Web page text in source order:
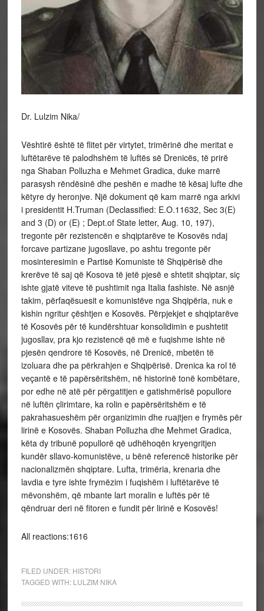
Dr. Lulzim Nika/
Vështirë është të flitet për virtytet, trimërinë dhe meritat e
luftëtarëve të palodhshëm të luftës së Drenicës, të prirë
nga Shaban Polluzha e Mehmet Gradica, duke marrë
parasysh rëndësinë dhe peshën e madhe të kësaj lufte dhe
këtyre dy heronjve. Një dokument që kam marrë nga arkivi
i presidentit H.Truman (Declassified: E.O.11632, Sec 3(E)
and 3 (D) or (E) ; Dept.of State letter, Aug. 10, 197),
tregonte për rezistencën e shqiptarëve te Kosovës ndaj
forcave partizane jugosllave, po ashtu tregonte për
mosinteresimin e Partisë Komuniste të Shqipërisë dhe
krerëve të saj që Kosova të jetë pjesë e shtetit shqiptar, siç
ishte gjatë viteve të pushtimit nga Italia fashiste. Në asnjë
takim, përfaqësuesit e komunistëve nga Shqipëria, nuk e
kishin ngritur çështjen e Kosovës. Përpjekjet e shqiptarëve
të Kosovës për të kundërshtuar konsolidimin e pushtetit
jugosllav, pra kjo rezistencë që më e fuqishme ishte në
pjesën qendrore të Kosovës, në Drenicë, mbetën të
izoluara dhe pa përkrahjen e Shqipërisë. Drenica ka rol të
veçantë e të papërsëritshëm, në historinë tonë kombëtare,
por edhe në atë për përgatitjen e gatishmërisë popullore
në luftën çlirimtare, ka rolin e papërsëritshëm e të
pakrahasueshëm për organizimin dhe ruajtjen e frymës për
lirinë e Kosovës. Shaban Polluzha dhe Mehmet Gradica,
këta dy tribunë popullorë që udhëhoqën kryengritjen
kundër sllavo-komunistëve, u bënë referencë historike për
nacionalizmën shqiptare. Lufta, trimëria, krenaria dhe
lavdia e tyre ishte frymëzim i fuqishëm i luftëtarëve të
mëvonshëm, që mbante lart moralin e luftës për të
qëndruar deri në fitoren e fundit për lirinë e Kosovës!
All reactions:1616
FILED UNDER: HISTORI
TAGGED WITH: LULZIM NIKA